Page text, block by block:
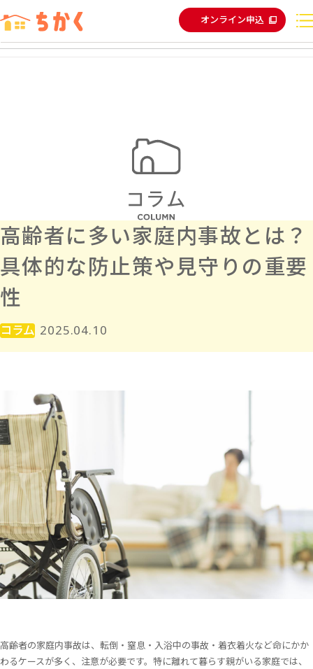
オンライン申込
高齢者に多い家庭内事故とは？
具体的な防止策や見守りの重要
性
コラム 2025.04.10
高齢者の家庭内事故は、転倒・窒息・入浴中の事故・着衣着火など命にかか
わるケースが多く、注意が必要です。特に離れて暮らす親がいる家庭では、